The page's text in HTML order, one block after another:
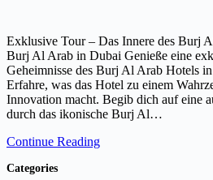
Exklusive Tour – Das Innere des Burj
Burj Al Arab in Dubai Genieße eine
Geheimnisse des Burj Al Arab Hotels
Erfahre, was das Hotel zu einem
Innovation macht. Begib dich auf eine
durch das ikonische Burj Al…
Continue Reading
Categories